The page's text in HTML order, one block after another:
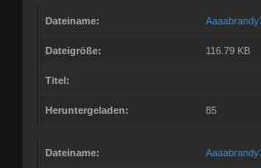
Dateiname:
Dateigröße: 116.79 KB
Titel:
Heruntergeladen: 85
Dateiname: